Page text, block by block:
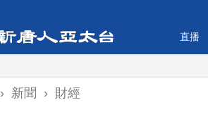
直播
› 新聞 › 財經